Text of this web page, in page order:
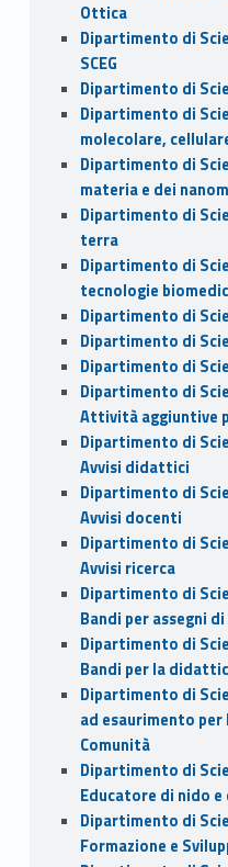
Ottica
Dipartimento di
SCEG
Dipartimento di
Dipartimento di
molecolare,
Dipartimento di
materia e dei
Dipartimento di
terra
Dipartimento di
tecnologie
Dipartimento di
Dipartimento di
Dipartimento di
Dipartimento di
Attività aggiuntive
Dipartimento di
Avvisi didattici
Dipartimento di
Avvisi docenti
Dipartimento di
Avvisi ricerca
Dipartimento di
Bandi per assegni
Dipartimento di
Bandi per la
Dipartimento di
ad esaurimento
Comunità
Dipartimento di
Educatore di nido e
Dipartimento di
Formazione e